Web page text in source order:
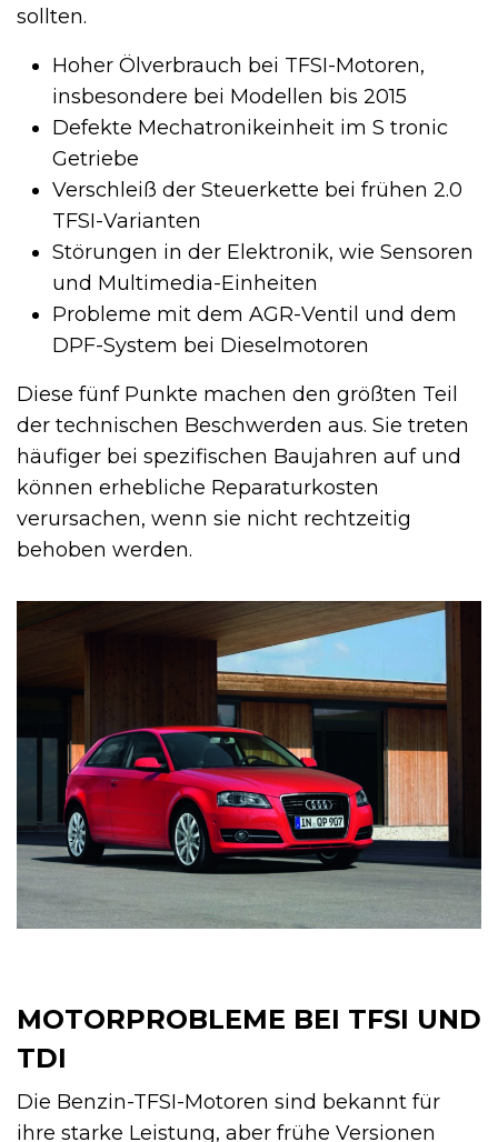
sollten.
Hoher Ölverbrauch bei TFSI-Motoren,
insbesondere bei Modellen bis 2015
Defekte Mechatronikeinheit im S tronic
Getriebe
Verschleiß der Steuerkette bei frühen 2.0
TFSI-Varianten
Störungen in der Elektronik, wie Sensoren
und Multimedia-Einheiten
Probleme mit dem AGR-Ventil und dem
DPF-System bei Dieselmotoren
Diese fünf Punkte machen den größten Teil
der technischen Beschwerden aus. Sie treten
häufiger bei spezifischen Baujahren auf und
können erhebliche Reparaturkosten
verursachen, wenn sie nicht rechtzeitig
behoben werden.
MOTORPROBLEME BEI TFSI UND
TDI
Die Benzin-TFSI-Motoren sind bekannt für
ihre starke Leistung, aber frühe Versionen